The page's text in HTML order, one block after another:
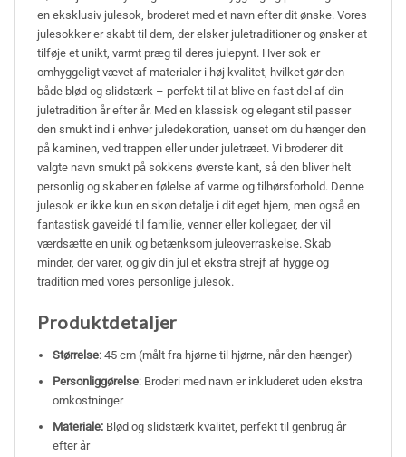
en eksklusiv julesok, broderet med et navn efter dit ønske. Vores
julesokker er skabt til dem, der elsker juletraditioner og ønsker at
tilføje et unikt, varmt præg til deres julepynt. Hver sok er
omhyggeligt vævet af materialer i høj kvalitet, hvilket gør den
både blød og slidstærk – perfekt til at blive en fast del af din
juletradition år efter år. Med en klassisk og elegant stil passer
den smukt ind i enhver juledekoration, uanset om du hænger den
på kaminen, ved trappen eller under juletræet. Vi broderer dit
valgte navn smukt på sokkens øverste kant, så den bliver helt
personlig og skaber en følelse af varme og tilhørsforhold. Denne
julesok er ikke kun en skøn detalje i dit eget hjem, men også en
fantastisk gaveidé til familie, venner eller kollegaer, der vil
værdsætte en unik og betænksom juleoverraskelse. Skab
minder, der varer, og giv din jul et ekstra strejf af hygge og
tradition med vores personlige julesok.
Produktdetaljer
Størrelse: 45 cm (målt fra hjørne til hjørne, når den hænger)
Personliggørelse: Broderi med navn er inkluderet uden ekstra
omkostninger
Materiale: Blød og slidstærk kvalitet, perfekt til genbrug år
efter år